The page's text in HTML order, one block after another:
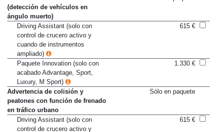
Advertencia de cambio de carril
(detección de vehículos en
ángulo muerto)
Driving Assistant (solo con
control de crucero activo y
cuando de instrumentos
ampliado)
Paquete Innovation (solo con
acabado Advantage, Sport,
Luxury, M Sport)
Advertencia de colisión y
peatones con función de frenado
en tráfico urbano
Driving Assistant (solo con